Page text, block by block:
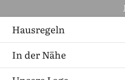
Hausregeln
In der Nähe